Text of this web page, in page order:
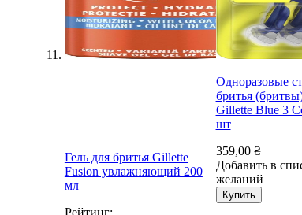
Гель для бритья Gillette
Fusion увлажняющий 200
мл
Одноразовые
бритья
Gillette Blue 3
шт
359,00 ₴
Добавить в
желаний
Купить